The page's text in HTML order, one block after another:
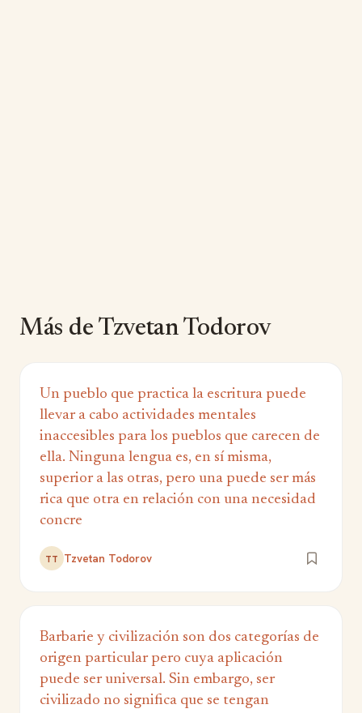
Más de Tzvetan Todorov
Un pueblo que practica la escritura puede
llevar a cabo actividades mentales
inaccesibles para los pueblos que carecen de
ella. Ninguna lengua es, en sí misma,
superior a las otras, pero una puede ser más
rica que otra en relación con una necesidad
concre
TT Tzvetan Todorov
Barbarie y civilización son dos categorías de
origen particular pero cuya aplicación
puede ser universal. Sin embargo, ser
civilizado no significa que se tengan